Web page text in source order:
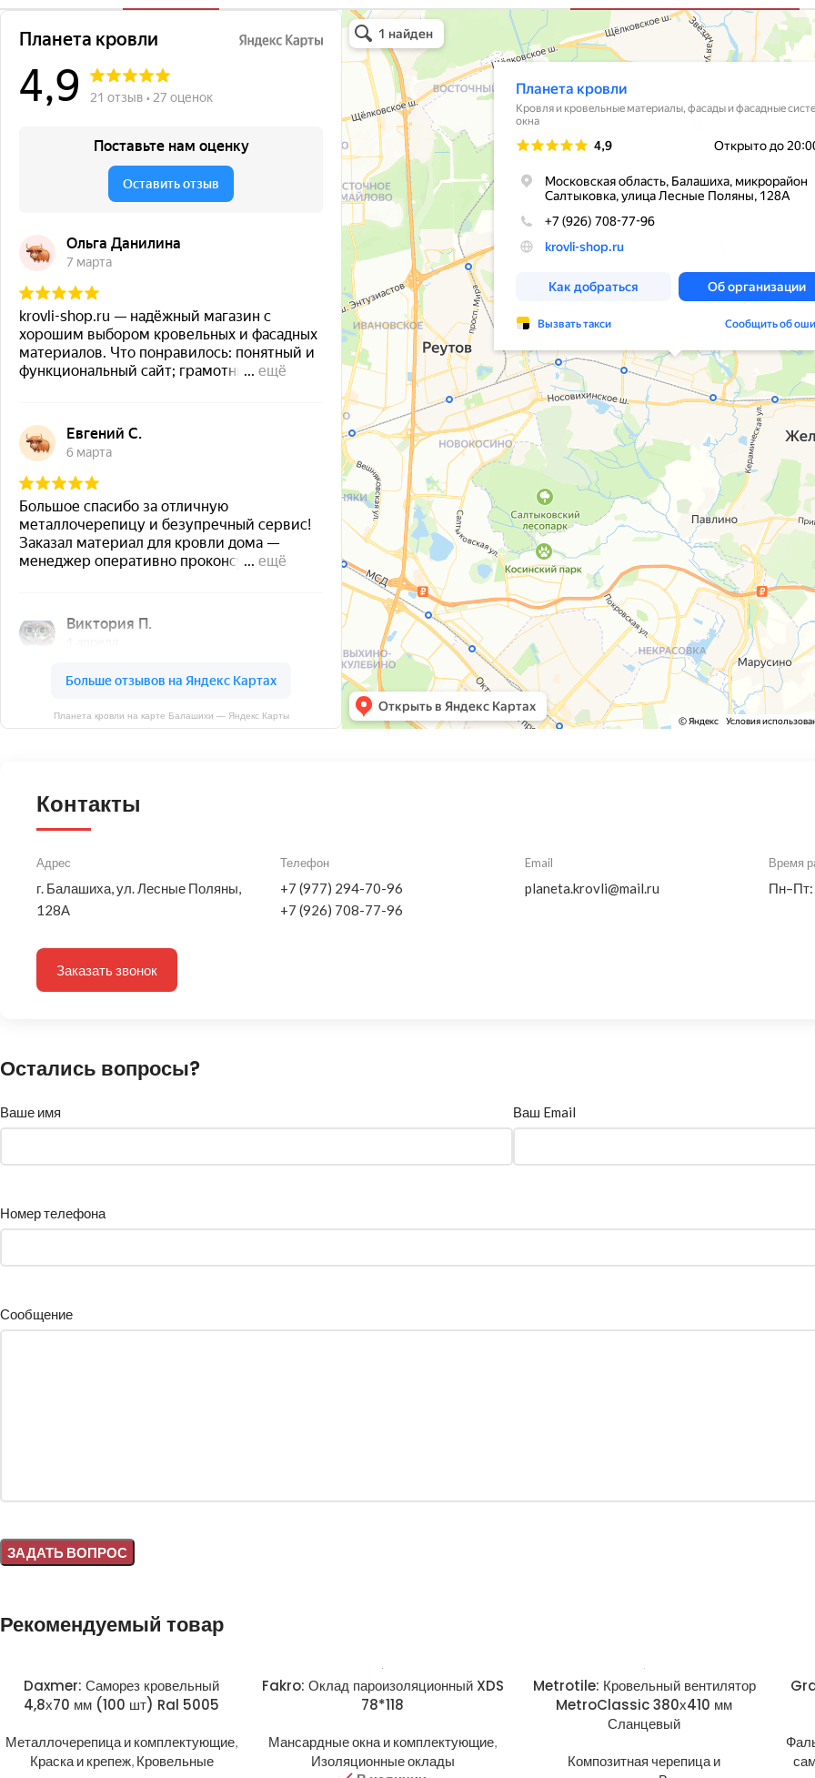
Планета кровли на карте Балашихи — Яндекс Карты
Планета кровли
Кровля и кровельные материалы в Балашихе
Окна в Балашихе
Контакты
Адрес
г. Балашиха, ул. Лесные Поляны,
128А
Телефон
+7 (977) 294-70-96
+7 (926) 708-77-96
Email
planeta.krovli@mail.ru
Время
Заказать звонок
Остались вопросы?
Ваше имя Ваш Email
Номер телефона
Сообщение
Рекомендуемый товар
Daxmer: Саморез кровельный
4,8х70 мм (100 шт) Ral 5005
Металлочерепица и комплектующие,
Краска и крепеж, Кровельные
Fakro: Оклад пароизоляционный XDS
78*118
Мансардные окна и комплектующие,
Изоляционные оклады
Metrotile: Кровельный вентилятор
MetroClassic 380х410 мм
Сланцевый
Композитная черепица и